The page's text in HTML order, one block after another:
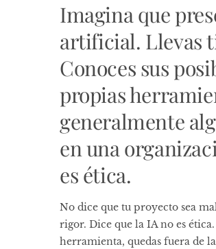
Imagina que
artificial. Llevas
Conoces sus
propias
generalmente
en una
es ética.
No dice que tu proyecto sea
rigor. Dice que la IA no es
herramienta, quedas fuera de